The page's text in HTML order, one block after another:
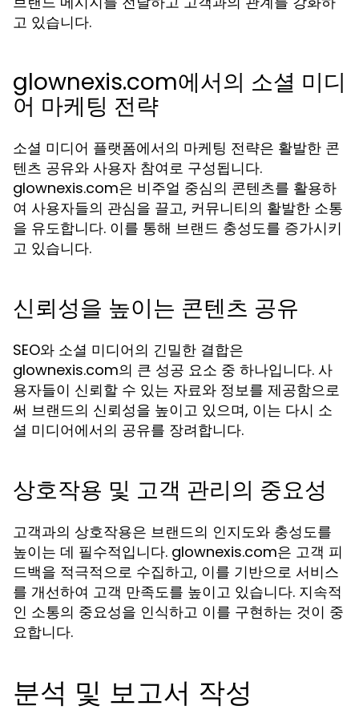
고 있습니다.
glownexis.com에서의 소셜 미디
어 마케팅 전략
소셜 미디어 플랫폼에서의 마케팅 전략은 활발한 콘
텐츠 공유와 사용자 참여로 구성됩니다.
glownexis.com은 비주얼 중심의 콘텐츠를 활용하
여 사용자들의 관심을 끌고, 커뮤니티의 활발한 소통
을 유도합니다. 이를 통해 브랜드 충성도를 증가시키
고 있습니다.
신뢰성을 높이는 콘텐츠 공유
SEO와 소셜 미디어의 긴밀한 결합은
glownexis.com의 큰 성공 요소 중 하나입니다. 사
용자들이 신뢰할 수 있는 자료와 정보를 제공함으로
써 브랜드의 신뢰성을 높이고 있으며, 이는 다시 소
셜 미디어에서의 공유를 장려합니다.
상호작용 및 고객 관리의 중요성
고객과의 상호작용은 브랜드의 인지도와 충성도를
높이는 데 필수적입니다. glownexis.com은 고객 피
드백을 적극적으로 수집하고, 이를 기반으로 서비스
를 개선하여 고객 만족도를 높이고 있습니다. 지속적
인 소통의 중요성을 인식하고 이를 구현하는 것이 중
요합니다.
분석 및 보고서 작성